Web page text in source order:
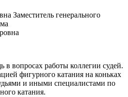
Заместитель генерального
в вопросах работы коллегии судей.
фигурного катания на коньках
и иными специалистами по
катания.